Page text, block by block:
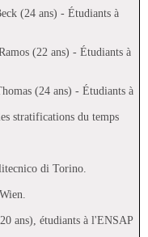
(24 ans) - Étudiants à
(22 ans) - Étudiants à
(24 ans) - Étudiants à
stratifications du temps
di Torino.
ans), étudiants à l'ENSAP